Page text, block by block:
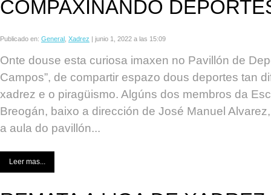
COMPAXIÑANDO
Publicado en: General Xadrez junio 1, 2022 a las 15:09
Onte douse esta curiosa imaxen no Pavillón de
Campos”, de compartir espazo dous deportes tan
xadrez e o piragüismo. Algúns dos membros da
Breogán, baixo a dirección de José Manuel
a aula do pavillón...
Leer mas...